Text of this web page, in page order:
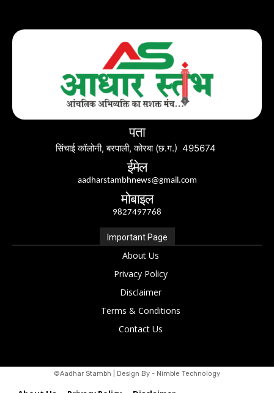
पता
सिंचाई कॉलोनी, बरपाली, कोरबा (छ.ग.) 495674
ईमेल
aadharstambhnews@gmail.com
मोबाइल
9827497768
Important Page
About Us
Privacy Policy
Disclaimer
Terms & Conditions
Contact Us
©Aadhar Stambh | Design By - Nimble Technology